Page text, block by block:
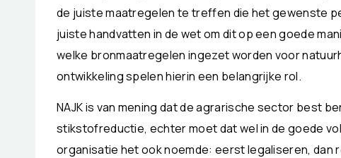
de juiste maatregelen te treffen die het gewenste
juiste handvatten in de wet om dit op een goede
welke bronmaatregelen ingezet worden voor
ontwikkeling spelen hierin een belangrijke rol.
NAJK is van mening dat de agrarische sector best
stikstofreductie, echter moet dat wel in de goede
organisatie het ook noemde: eerst legaliseren,